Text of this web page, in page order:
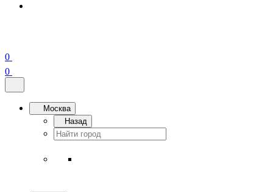
0
0
Москва
Назад